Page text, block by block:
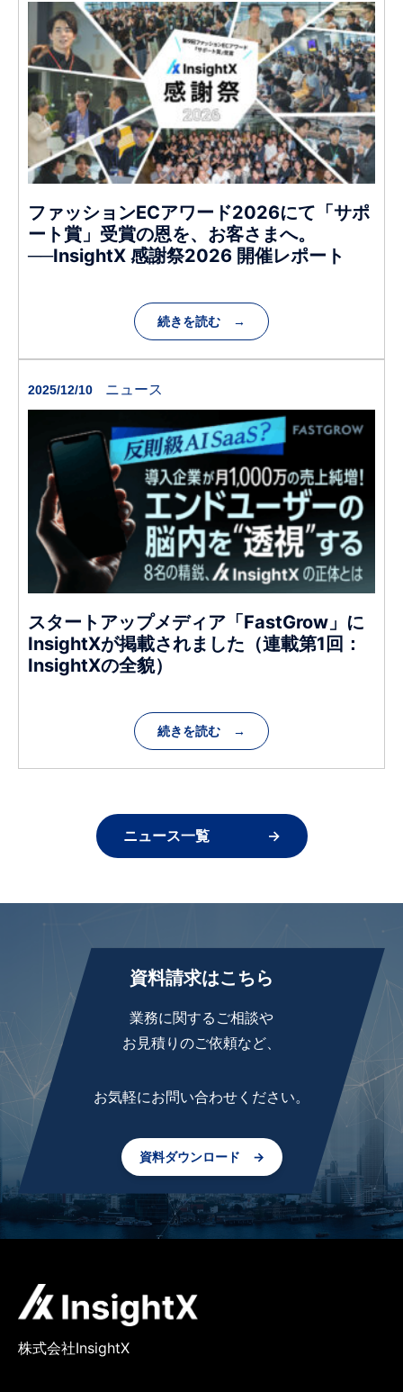
ファッションECアワード2026にて「サポ
ート賞」受賞の恩を、お客さまへ。
──InsightX 感謝祭2026 開催レポート
続きを読む →
2025/12/10 ニュース
スタートアップメディア「FastGrow」に
InsightXが掲載されました（連載第1回：
InsightXの全貌）
続きを読む →
ニュース一覧 →
資料請求はこちら
業務に関するご相談や
お見積りのご依頼など、
お気軽にお問い合わせください。
資料ダウンロード →
株式会社InsightX